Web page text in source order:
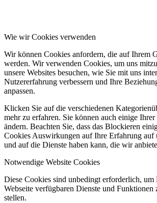
Wie wir Cookies verwenden
Wir können Cookies anfordern, die auf Ihrem
werden. Wir verwenden Cookies, um uns
unsere Websites besuchen, wie Sie mit uns
Nutzererfahrung verbessern und Ihre
anpassen.
Klicken Sie auf die verschiedenen
mehr zu erfahren. Sie können auch einige
ändern. Beachten Sie, dass das Blockieren
Cookies Auswirkungen auf Ihre Erfahrung auf
und auf die Dienste haben kann, die wir
Notwendige Website Cookies
Diese Cookies sind unbedingt erforderlich, um
Webseite verfügbaren Dienste und Funktionen
stellen.